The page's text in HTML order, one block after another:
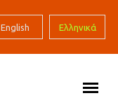
English Ελληνικά